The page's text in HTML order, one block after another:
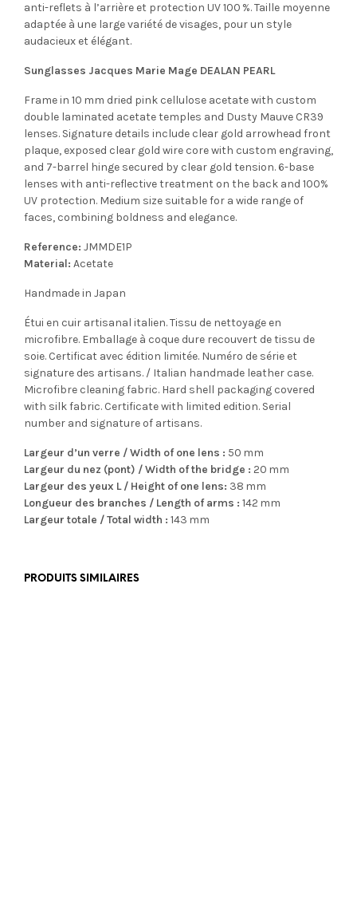
anti-reflets à l’arrière et protection UV 100 %. Taille moyenne
adaptée à une large variété de visages, pour un style
audacieux et élégant.
Sunglasses Jacques Marie Mage DEALAN PEARL
Frame in 10 mm dried pink cellulose acetate with custom
double laminated acetate temples and Dusty Mauve CR39
lenses. Signature details include clear gold arrowhead front
plaque, exposed clear gold wire core with custom engraving,
and 7-barrel hinge secured by clear gold tension. 6-base
lenses with anti-reflective treatment on the back and 100%
UV protection. Medium size suitable for a wide range of
faces, combining boldness and elegance.
Reference: JMMDE1P
Material: Acetate
Handmade in Japan
Étui en cuir artisanal italien. Tissu de nettoyage en
microfibre. Emballage à coque dure recouvert de tissu de
soie. Certificat avec édition limitée. Numéro de série et
signature des artisans. / Italian handmade leather case.
Microfibre cleaning fabric. Hard shell packaging covered
with silk fabric. Certificate with limited edition. Serial
number and signature of artisans.
Largeur d’un verre / Width of one lens : 50 mm
Largeur du nez (pont) / Width of the bridge : 20 mm
Largeur des yeux L / Height of one lens: 38 mm
Longueur des branches / Length of arms : 142 mm
Largeur totale / Total width : 143 mm
PRODUITS SIMILAIRES